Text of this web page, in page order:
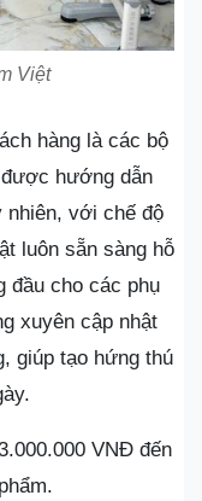
Việt
hàng là các bộ
hướng dẫn
nhiên, với chế độ
luôn sẵn sàng hỗ
đầu cho các phụ
xuyên cập nhật
giúp tạo hứng thú
VNĐ đến